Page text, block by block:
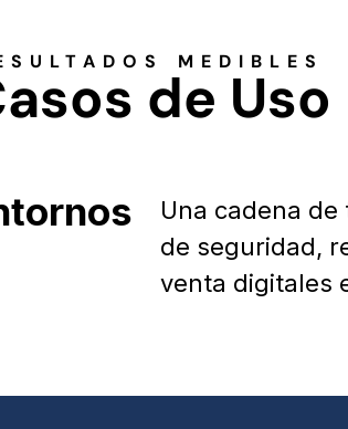
MEDIBLES
de Uso
Una cadena
de seguridad,
venta digitales